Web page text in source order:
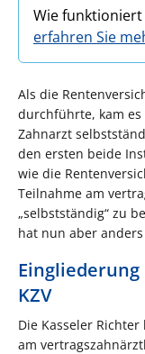
Wie funktioniert
erfahren Sie
Als die
durchführte, kam
Zahnarzt
den ersten beide
wie die
Teilnahme am
„selbstständig“ zu
hat nun aber
KZV
Die Kasseler
am